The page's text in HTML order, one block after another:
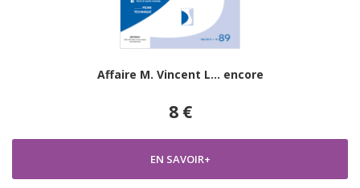
Affaire M. Vincent L… encore
8 €
EN SAVOIR+